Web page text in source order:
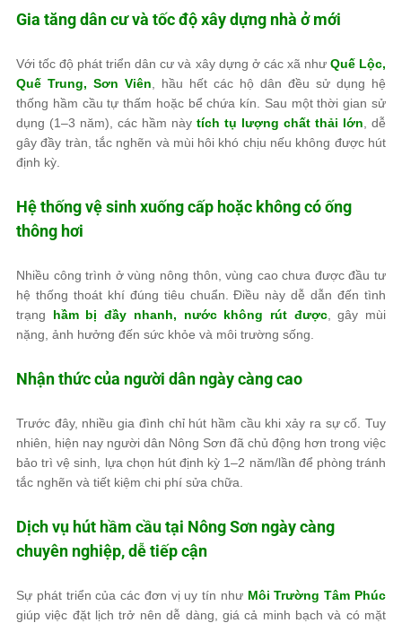
Gia tăng dân cư và tốc độ xây dựng nhà ở mới
Với tốc độ phát triển dân cư và xây dựng ở các xã như Quế Lộc,
Quế Trung, Sơn Viên , hầu hết các hộ dân đều sử dụng hệ
thống hầm cầu tự thấm hoặc bể chứa kín. Sau một thời gian sử
dụng (1–3 năm), các hầm này tích tụ lượng chất thải lớn , dễ
gây đầy tràn, tắc nghẽn và mùi hôi khó chịu nếu không được hút
định kỳ.
Hệ thống vệ sinh xuống cấp hoặc không có ống
thông hơi
Nhiều công trình ở vùng nông thôn, vùng cao chưa được đầu tư
hệ thống thoát khí đúng tiêu chuẩn. Điều này dễ dẫn đến tình
trạng hầm bị đầy nhanh, nước không rút được, gây mùi
nặng, ảnh hưởng đến sức khỏe và môi trường sống.
Nhận thức của người dân ngày càng cao
Trước đây, nhiều gia đình chỉ hút hầm cầu khi xảy ra sự cố. Tuy
nhiên, hiện nay người dân Nông Sơn đã chủ động hơn trong việc
bảo trì vệ sinh, lựa chọn hút định kỳ 1–2 năm/lần để phòng tránh
tắc nghẽn và tiết kiệm chi phí sửa chữa.
Dịch vụ hút hầm cầu tại Nông Sơn ngày càng
chuyên nghiệp, dễ tiếp cận
Sự phát triển của các đơn vị uy tín như Môi Trường Tâm Phúc
giúp việc đặt lịch trở nên dễ dàng, giá cả minh bạch và có mặt